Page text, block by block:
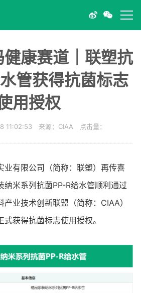
健康赛道｜联塑抗
管获得抗菌标志
用授权
11:02:53 来源：CIAA 点击量：
业有限公司（简称：联塑）再传喜
米系列抗菌PP-R给水管顺利通过
业技术创新联盟（简称：CIAA）
获得抗菌标志使用授权。